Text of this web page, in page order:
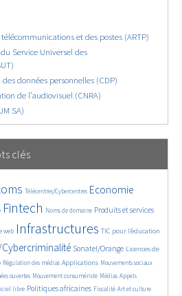
et des postes (ARTP)
Service Universel des
données personnelles (CDP)
de l’audiovisuel (CNRA)
SA)
clés
Télécentres/Cybercentres Economie
Fintech Noms de domaine Produits et services
web Infrastructures TIC pour l’éducation
Sonatel/Orange Licences de
Régulation des médias Applications Mouvements sociaux
ouvertes Mouvement consumériste Médias Appels
libre Politiques africaines Fiscalité Art et culture